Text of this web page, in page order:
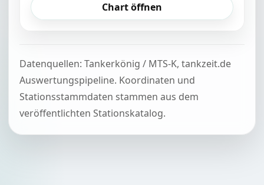
Chart öffnen
Datenquellen: Tankerkönig / MTS-K, tankzeit.de
Auswertungspipeline. Koordinaten und
Stationsstammdaten stammen aus dem
veröffentlichten Stationskatalog.